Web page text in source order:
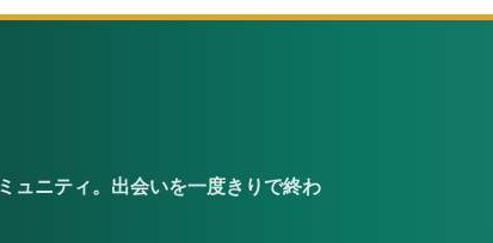
ュニティ。出会いを一度きりで終わ